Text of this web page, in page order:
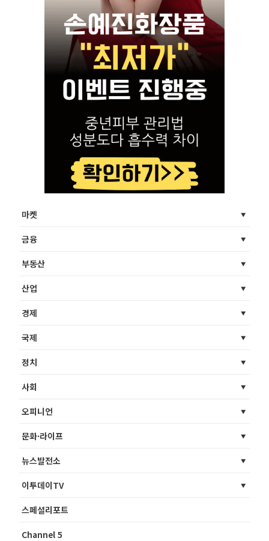
마켓
금융
부동산
산업
경제
국제
정치
사회
오피니언
문화·라이프
뉴스발전소
이투데이TV
스페셜리포트
Channel 5